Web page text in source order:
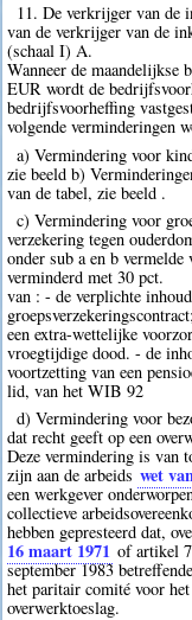
11. De verkrijger van de
van de verkrijger van de
(schaal I) A.
Wanneer de maandelijkse
EUR wordt de
bedrijfsvoorheffing
volgende verminderingen
a) Vermindering voor
zie beeld b)
van de tabel, zie beeld .
c) Vermindering voor
verzekering tegen
onder sub a en b
verminderd met 30 pct.
van : - de verplichte
een extra-wettelijke
vroegtijdige dood. - de
voortzetting van een
lid, van het WIB 92
d) Vermindering voor
dat recht geeft op een
Deze vermindering is van
zijn aan de arbeids wet
een werkgever
collectieve
hebben gepresteerd dat,
16 maart 1971 of artikel
september 1983
het paritair comité voor
overwerktoeslag.